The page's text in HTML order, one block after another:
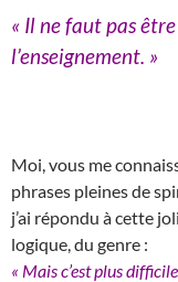
« Il ne faut pas
l’enseignement. »
Moi, vous me
phrases pleines de
j’ai répondu à cette
logique, du genre :
« Mais c’est plus